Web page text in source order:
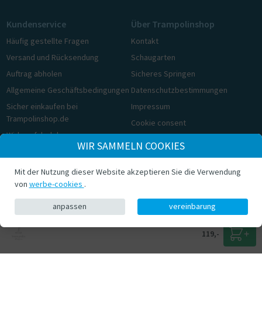
119,-
Kundenservice
Häufig gestellte Fragen
Versand und Rücksendung
Auftrag abholen
Allgemeine Geschäftsbedingungen
Sicher einkaufen bei
Trampolinshop.de
Widerrufsbelehrung
Über Trampolinshop
Kontakt
Schaugarten
Sicheres Springen
Datenschutzbestimmungen
Impressum
Cookie consent
© Trampolinshop.de 2026
WIR SAMMELN COOKIES
Mit der Nutzung dieser Website akzeptieren Sie die Verwendung
von werbe-cookies .
anpassen vereinbarung